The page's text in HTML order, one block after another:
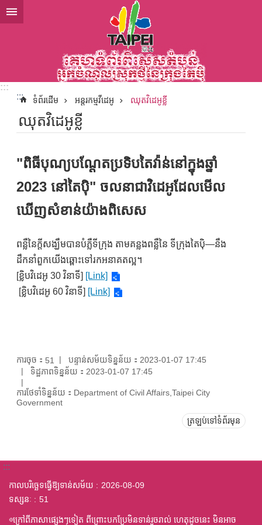
ទៅកាន់មាតិកាប្លុកមាតិកាសំខាន់
:::
:::
ទំព័រដើម អន្តរកម្មវីដេអូ ឈុតវិដេអូខ្លី
ឈុតវិដេអូខ្លី
"ពិធីបុណ្យបណ្តែតប្រទិបតៃវ៉ាន់នៅក្នុងឆ្នាំ
2023 នៅតៃប៉ិ" ចលនាជាវិដេអូដែលមើល
ឃើញសំខាន់យ៉ាងពិសេស
ពន្លឺនៃក្តីសង្ឃឹមបានបំភ្លឺទីក្រុង តាមគន្លងពន្លឺនៃ ទីក្រុងតៃប៉ិ—នឹង
ដឹកនាំពួកយើងឆ្ពោះទៅរកអនាគតល្អ។
[ខ្លិបវិដេអូ 30 វិនាទី] [Link]
[ខ្លិបវិដេអូ 60 វិនាទី] [Link]
ការចុច： 51
បន្ទាន់សម័យទិន្នន័យ：2023-01-07 17:45
ទិដ្ឋភាពទិន្នន័យ：2023-01-07 17:45
ការថែទាំទិន្នន័យ：Department of Civil Affairs,Taipei City
Government
ត្រឡប់ទៅទំព័រមុន
:::
កាលបរិច្ឆេទធ្វើឱ្យទាន់សម័យ
2026-08-09
ទស្សនៈ
51
◎ក្រៅពីភាសាផ្សេងៗទៀត ពីព្រោះបកប្រែមិនទាន់រួចរាល់ ហេតុដូចនេះ មិនអាច